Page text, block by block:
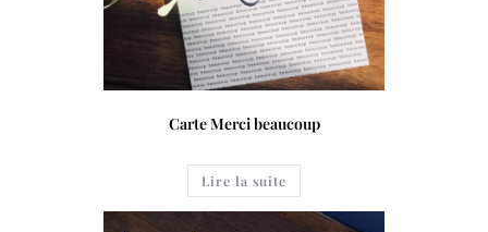
Carte Merci beaucoup
Lire la suite